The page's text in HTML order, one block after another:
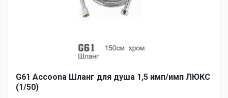
G61 Accoona Шланг для душа 1,5 имп/имп ЛЮКС
(1/50)